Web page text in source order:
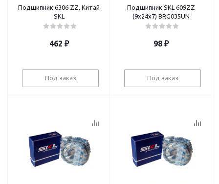
Подшипник 6306 ZZ, Китай
SKL
462 ₽
Под заказ
Подшипник SKL 609ZZ
(9х24х7) BRG035UN
98 ₽
Под заказ